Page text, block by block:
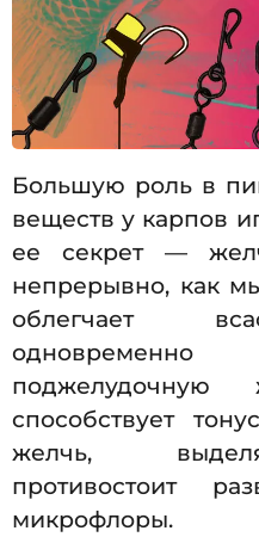
Большую роль в
веществ у карпов
ее секрет —
непрерывно, как
облегчает
способствует
желчь,
противостоит
микрофлоры.